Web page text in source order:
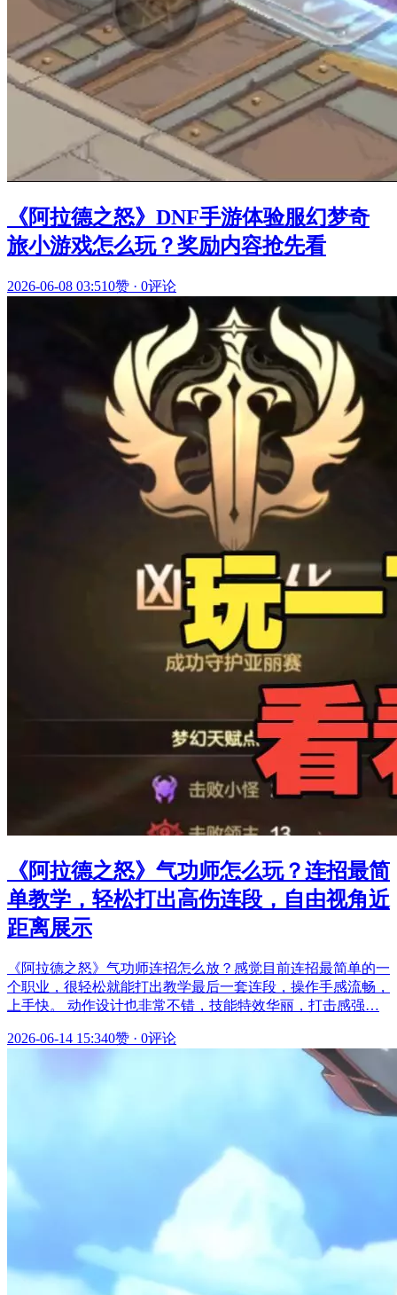
《阿拉德之怒》DNF手游体验服幻梦奇
旅小游戏怎么玩？奖励内容抢先看
2026-06-08 03:510赞 · 0评论
《阿拉德之怒》气功师怎么玩？连招最简
单教学，轻松打出高伤连段，自由视角近
距离展示
《阿拉德之怒》气功师连招怎么放？感觉目前连招最简单的一
个职业，很轻松就能打出教学最后一套连段，操作手感流畅，
上手快。 动作设计也非常不错，技能特效华丽，打击感强…
2026-06-14 15:340赞 · 0评论